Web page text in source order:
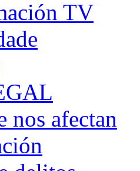
TV
nos afectan